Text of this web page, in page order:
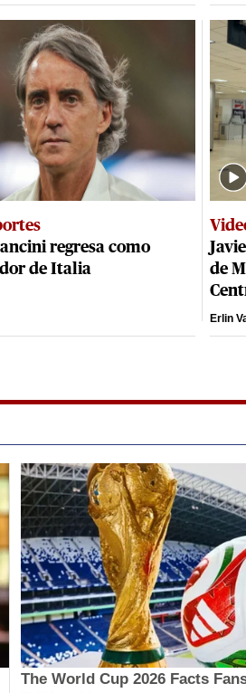
regresa como
de Italia
de
Erlin
The World Cup 2026 Facts